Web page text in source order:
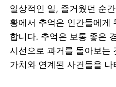
일상적인 일, 즐거웠던 순
황에서 추억은 인간들에게
합니다. 추억은 보통 좋은
시선으로 과거를 돌아보는
가치와 연계된 사건들을 나